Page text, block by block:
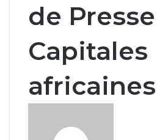
de
Capitales
africaines